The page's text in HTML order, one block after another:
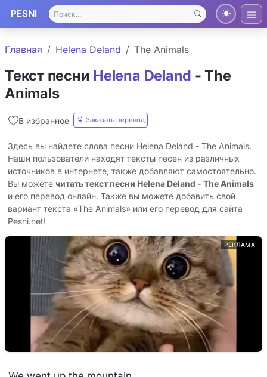
PESNI
Главная Helena Deland The Animals
Текст песни Helena Deland - The
Animals
В избранное Заказать перевод
Здесь вы найдете слова песни Helena Deland - The Animals.
Наши пользователи находят тексты песен из различных
источников в интернете, также добавляют самостоятельно.
Вы можете читать текст песни Helena Deland - The Animals
и его перевод онлайн. Также вы можете добавить свой
вариант текста «The Animals» или его перевод для сайта
Pesni.net!
РЕКЛАМА